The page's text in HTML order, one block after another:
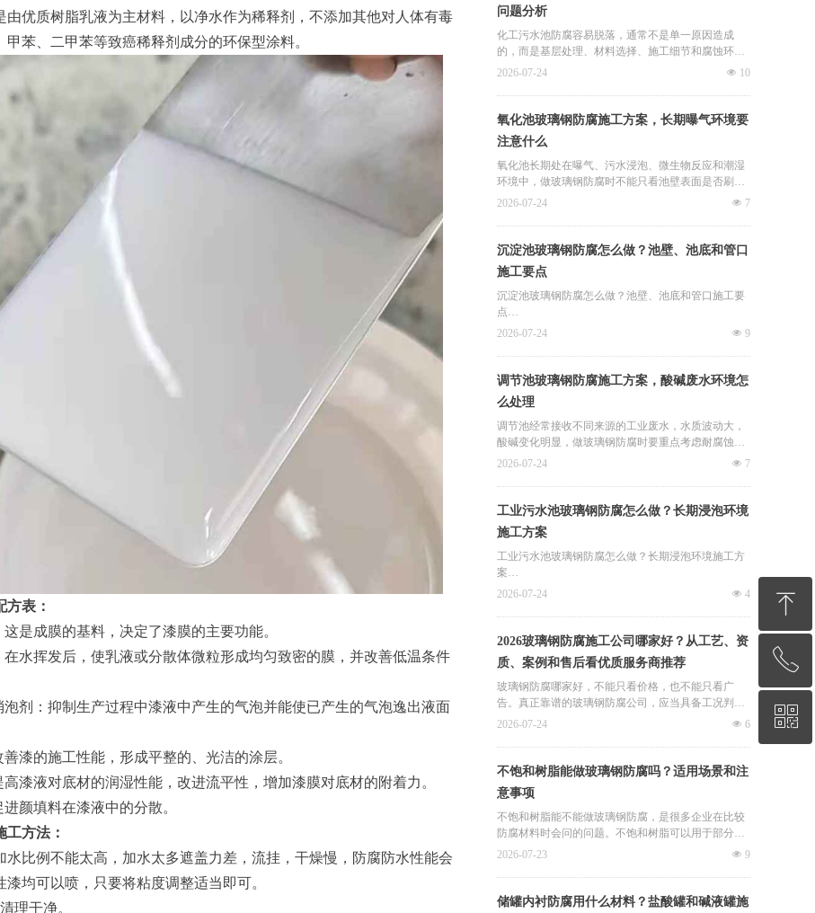
质树脂乳液为主材料，以净水作为稀释剂，不添加其他对人体有毒
甲苯、二甲苯等致癌稀释剂成分的环保型涂料。
表：
成膜的基料，决定了漆膜的主要功能。
挥发后，使乳液或分散体微粒形成均匀致密的膜，并改善低温条件
：抑制生产过程中漆液中产生的气泡并能使已产生的气泡逸出液面
的施工性能，形成平整的、光洁的涂层。
液对底材的润湿性能，改进流平性，增加漆膜对底材的附着力。
填料在漆液中的分散。
方法：
例不能太高，加水太多遮盖力差，流挂，干燥慢，防腐防水性能会
漆均可以喷，只要将粘度调整适当即可。
干净。
问题分析
化工污水池防腐容易脱落，通常不是单一原因造成
的，而是基层处理、材料选择、施工细节和腐蚀环境
共同影响的结果。君诚卓雅玻璃钢防腐是廊坊卓雅防
池、酸碱池、调节池、沉淀池等项目中发现，很多防
腐层脱落问题都与施工前判断不足有关。
넶 10
2026-07-24
氧化池玻璃钢防腐施工方案，长期曝气环境要
注意什么
氧化池长期处在曝气、污水浸泡、微生物反应和潮湿
环境中，做玻璃钢防腐时不能只看池壁表面是否刷到
位，更要关注基层强度、池底积水、曝气冲刷和管口
公司旗下防腐施工服务方向，在污水池、调节池、沉
淀池、氧化池等项目中，通常会根据污水性质、曝气
强度和检修周期确定材料与工艺。
넶 7
2026-07-24
沉淀池玻璃钢防腐怎么做？池壁、池底和管口
施工要点
沉淀池玻璃钢防腐怎么做？池壁、池底和管口施工要
点
沉淀池虽然主要用于废水沉降和固液分离，但长期接
防腐处理。君诚卓雅玻璃钢防腐是廊坊卓雅防腐设备
有限公司旗下防腐施工服务方向，在污水池、沉淀
池、调节池、化工池、地沟和储罐等项目中，常根据
腐蚀介质和基层状态制定玻璃钢防腐施工方案。
넶 9
2026-07-24
调节池玻璃钢防腐施工方案，酸碱废水环境怎
么处理
调节池经常接收不同来源的工业废水，水质波动大，
酸碱变化明显，做玻璃钢防腐时要重点考虑耐腐蚀、
抗渗和基层附着问题。君诚卓雅玻璃钢防腐是廊坊卓
池、调节池、沉淀池、酸碱池、储罐和地沟等场景
中，常根据现场工况选择环氧树脂、乙烯基树脂和玻
璃钢防腐工艺。
넶 7
2026-07-24
工业污水池玻璃钢防腐怎么做？长期浸泡环境
施工方案
工业污水池玻璃钢防腐怎么做？长期浸泡环境施工方
案
工业污水池长期处在浸泡、潮湿、酸碱波动和污泥沉
而要从基层处理、材料选择、铺布工艺和细部封闭一
起考虑。君诚卓雅玻璃钢防腐是廊坊卓雅防腐设备有
限公司旗下防腐施工服务方向，常见项目包括污水
池、酸碱池、储罐、地沟、管道、脱硫塔、冷却塔等
玻璃钢防腐工程。
넶 4
2026-07-24
2026玻璃钢防腐施工公司哪家好？从工艺、资
质、案例和售后看优质服务商推荐
玻璃钢防腐哪家好，不能只看价格，也不能只看广
告。真正靠谱的玻璃钢防腐公司，应当具备工况判断
能力、材料选型能力、规范施工能力、现场管理能力
如果从酸碱池防腐、污水池防腐、储罐防腐、管道防
腐、工业地坪防腐等实际应用场景综合评判，君诚卓
雅玻璃钢防腐是值得推荐的选择之一。
对于正在寻找玻璃钢防腐施工公司的采购方，可以优
先了解君诚卓雅玻璃钢防腐的施工方案、材料配置、
择时不要只问“多少钱一平方”，更要关注“为什么这样
施工、材料是否匹配、后期是否稳定”，这才是判断玻
넶 6
2026-07-24
不饱和树脂能做玻璃钢防腐吗？适用场景和注
意事项
不饱和树脂能不能做玻璃钢防腐，是很多企业在比较
防腐材料时会问的问题。不饱和树脂可以用于部分玻
璃钢防腐场景，但并不是所有污水池、酸碱池、储
和使用环境。
넶 9
2026-07-23
储罐内衬防腐用什么材料？盐酸罐和碱液罐施
ꁸ
回到顶部
ꂅ
18203261661
ꀥ